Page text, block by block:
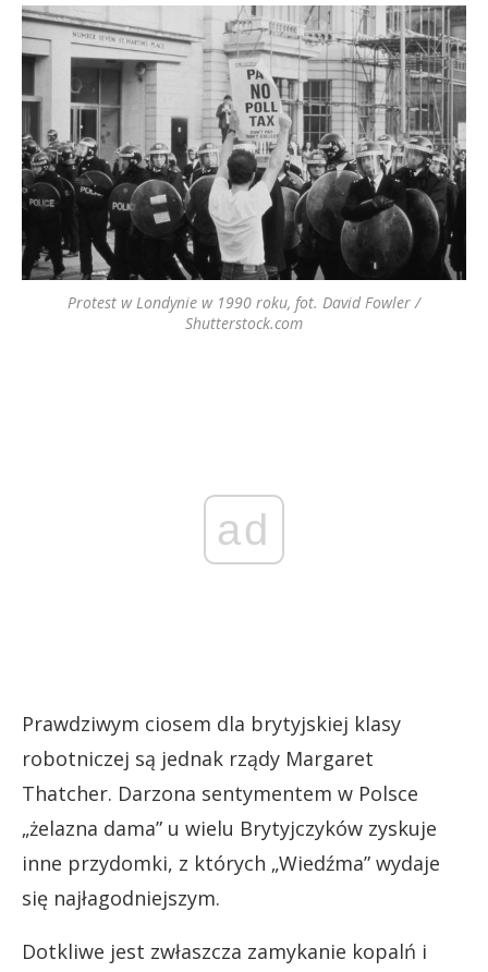
Protest w Londynie w 1990 roku, fot. David Fowler /
Shutterstock.com
ad
Prawdziwym ciosem dla brytyjskiej klasy
robotniczej są jednak rządy Margaret
Thatcher. Darzona sentymentem w Polsce
„żelazna dama” u wielu Brytyjczyków zyskuje
inne przydomki, z których „Wiedźma” wydaje
się najłagodniejszym.
Dotkliwe jest zwłaszcza zamykanie kopalń i